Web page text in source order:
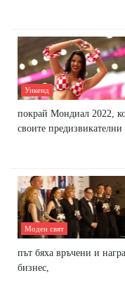
Уикенд
покрай Мондиал 2022,
своите предизвикателни
Моден свят
път бяха връчени и
бизнес,